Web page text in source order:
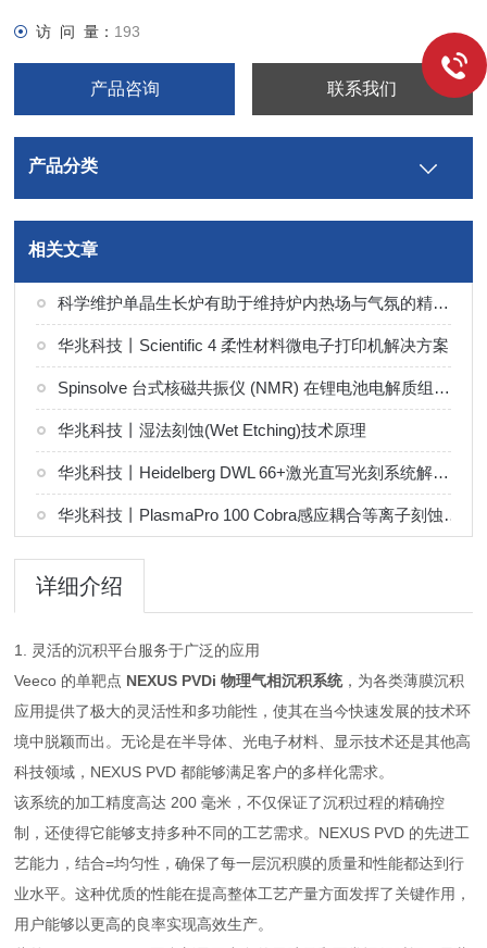
访 问 量： 193
产品咨询 联系我们
产品分类
相关文章
科学维护单晶生长炉有助于维持炉内热场与气氛的精确控制
华兆科技丨Scientific 4 柔性材料微电子打印机解决方案
Spinsolve 台式核磁共振仪 (NMR) 在锂电池电解质组分分析中的应用
华兆科技丨湿法刻蚀(Wet Etching)技术原理
华兆科技丨Heidelberg DWL 66+激光直写光刻系统解决方案
华兆科技丨PlasmaPro 100 Cobra感应耦合等离子刻蚀（ICP）系统解决方案
详细介绍
1. 灵活的沉积平台服务于广泛的应用
Veeco 的单靶点 NEXUS PVDi 物理气相沉积系统，为各类薄膜沉积
应用提供了极大的灵活性和多功能性，使其在当今快速发展的技术环
境中脱颖而出。无论是在半导体、光电子材料、显示技术还是其他高
科技领域，NEXUS PVD 都能够满足客户的多样化需求。
该系统的加工精度高达 200 毫米，不仅保证了沉积过程的精确控
制，还使得它能够支持多种不同的工艺需求。NEXUS PVD 的先进工
艺能力，结合=均匀性，确保了每一层沉积膜的质量和性能都达到行
业水平。这种优质的性能在提高整体工艺产量方面发挥了关键作用，
用户能够以更高的良率实现高效生产。